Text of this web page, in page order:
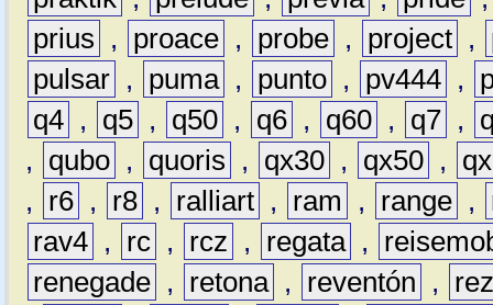
prius
, proace , probe , project ,
pulsar , puma , punto , pv444 ,
q4 , q5 , q50 , q6 , q60 , q7 ,
,
qubo , quoris , qx30 , qx50 ,
,
r6 , r8 , ralliart , ram , range ,
rav4 , rc , rcz , regata ,
renegade , retona , reventón ,